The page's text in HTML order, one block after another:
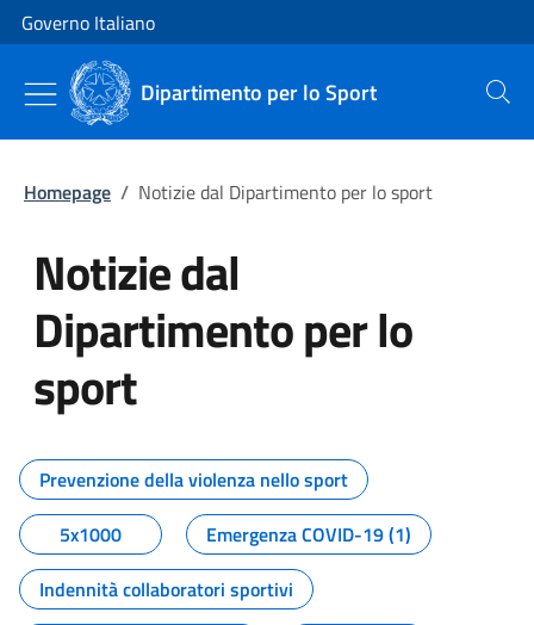
Vai al contenuto
Vai alla navigazione del sito
Governo Italiano
Dipartimento per lo Sport Cerca
Homepage / Notizie dal Dipartimento per lo sport
Notizie dal
Dipartimento per lo
sport
Tutti i contenuti della pagina
Prevenzione della violenza nello sport
5x1000
Emergenza COVID-19 (1)
Indennità collaboratori sportivi